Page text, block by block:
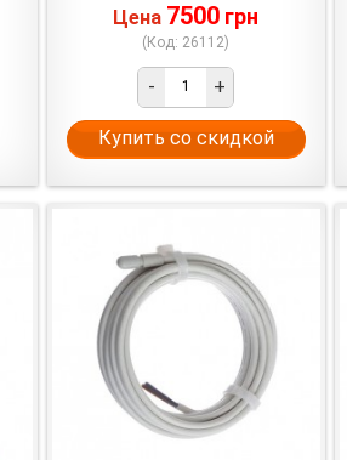
Цена 7500 грн
(Код: 26112)
- +
Купить со скидкой